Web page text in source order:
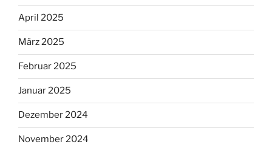
April 2025
März 2025
Februar 2025
Januar 2025
Dezember 2024
November 2024